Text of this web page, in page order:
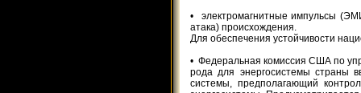
• электромагнитные импульсы
атака) происхождения.
Для обеспечения устойчивости
• Федеральная комиссия США по
рода для энергосистемы страны
системы, предполагающий